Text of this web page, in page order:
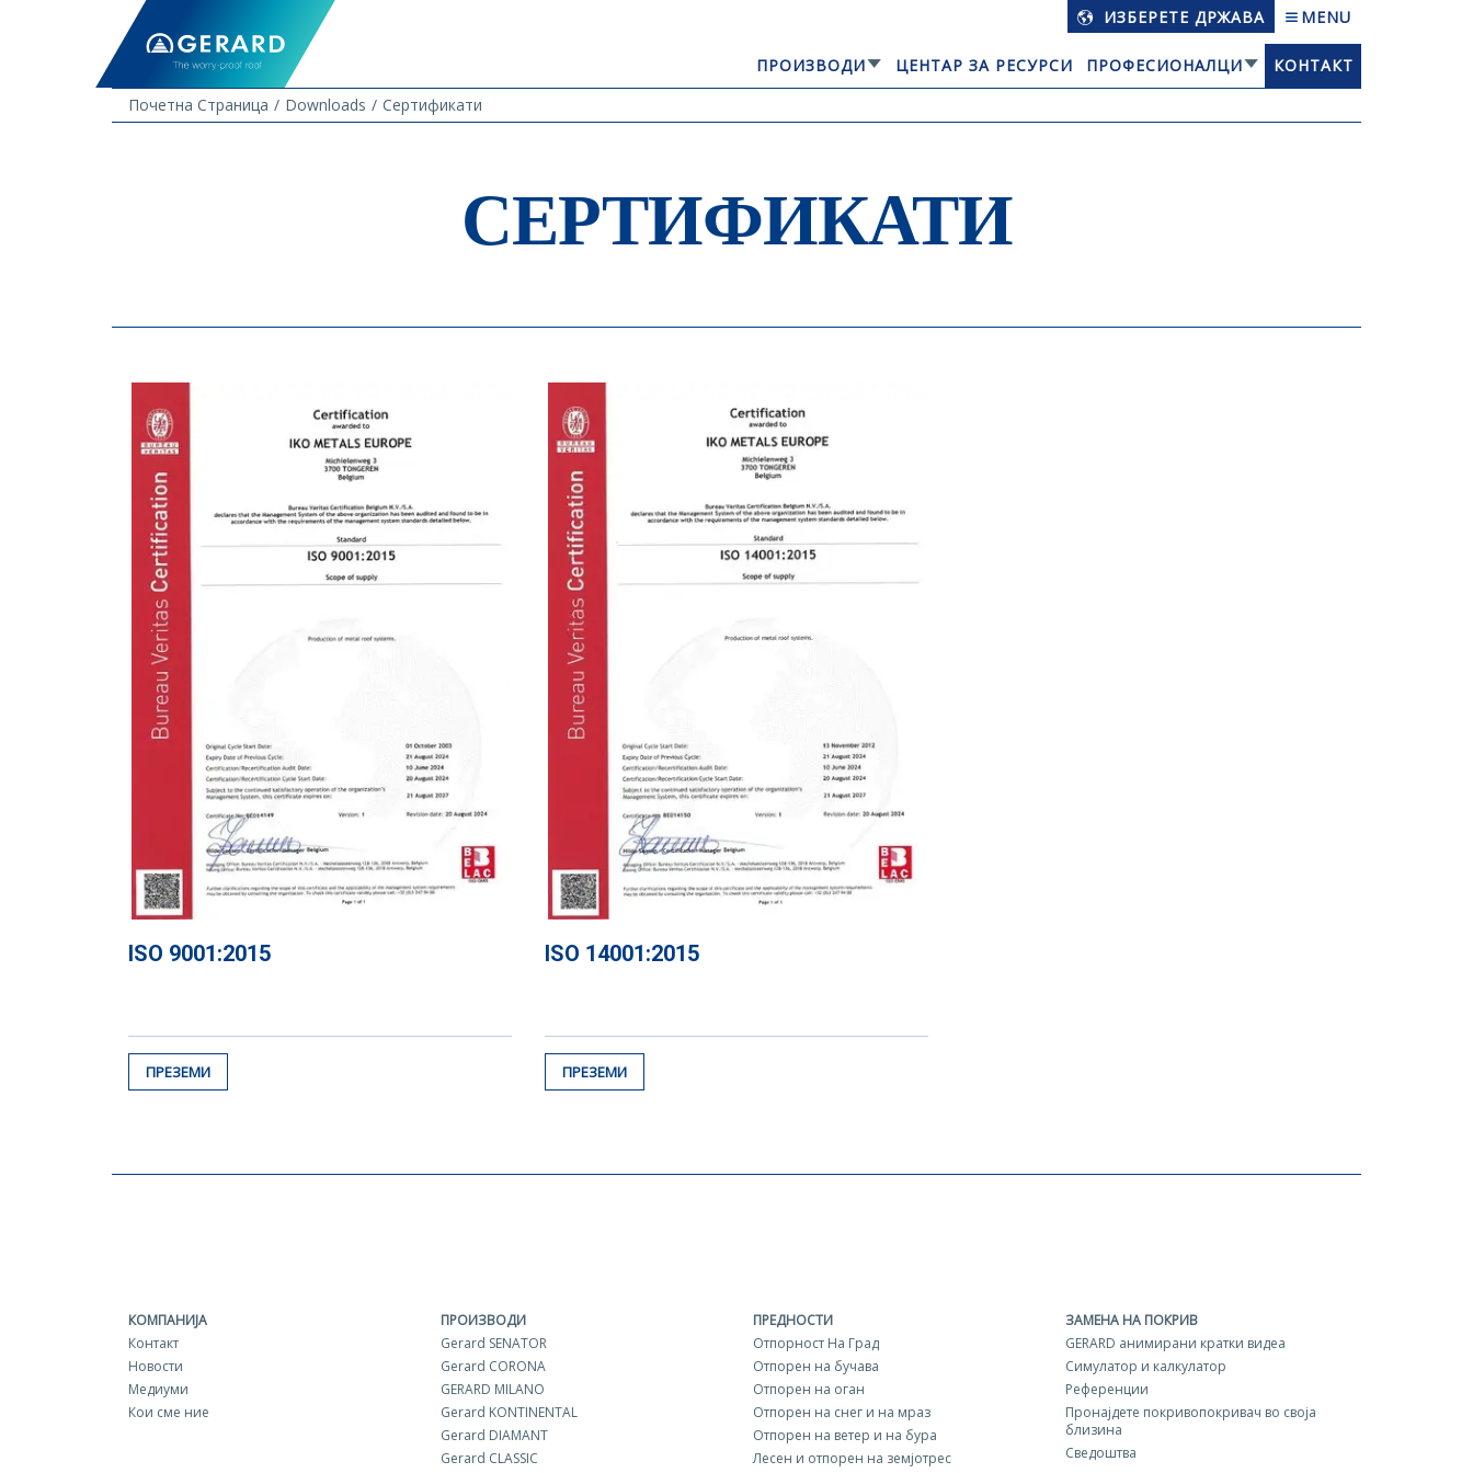
ИЗБЕРЕТЕ ДРЖАВА MENU
ПРОИЗВОДИ ЦЕНТАР ЗА РЕСУРСИ ПРОФЕСИОНАЛЦИ
КОНТАКТ
Почетна Страница
Downloads Сертификати
СЕРТИФИКАТИ
ISO 9001:2015
ПРЕЗЕМИ
ISO 14001:2015
ПРЕЗЕМИ
КОМПАНИЈА
Контакт
Новости
Медиуми
Кои сме ние
ПРОИЗВОДИ
Gerard SENATOR
Gerard CORONA
GERARD MILANO
Gerard KONTINENTAL
Gerard DIAMANT
Gerard CLASSIC
ПРЕДНОСТИ
Отпорност На Град
Отпорен на бучава
Отпорен на оган
Отпорен на снег и на мраз
Отпорен на ветер и на бура
Лесен и отпорен на земјотрес
ЗАМЕНА НА ПОКРИВ
GERARD aнимирани кратки видеа
Симулатор и калкулатор
Референции
Пронајдете покривопокривач во своја
близина
Сведоштва